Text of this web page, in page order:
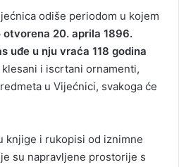
odiše periodom u kojem
otvorena 20. aprila 1896.
uđe u nju vraća 118 godina
i iscrtani ornamenti,
u Vijećnici, svakoga će
knjige i rukopisi od iznimne
su napravljene prostorije s